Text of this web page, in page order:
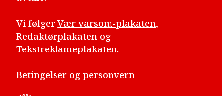
Vi følgerVær varsom-plakaten,
Redaktørplakaten og
Tekstreklameplakaten.
Betingelser og personvern